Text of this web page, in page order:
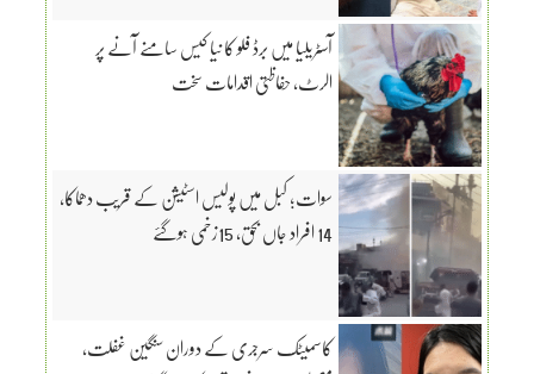
آسٹریلیا میں برڈ فلو کا نیا کیس سامنے آنے پر
الرٹ، حفاظتی اقدامات سخت
سوات؛ کبل میں پولیس اسٹیشن کے قریب دھماکا،
14 افراد جاں بحق، 15زخمی ہوگئے
کاسمیٹک سرجری کے دوران سنگین غفلت،